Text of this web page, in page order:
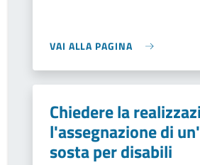
VAI ALLA PAGINA
Chiedere la
l'assegnazione di
sosta per disabili